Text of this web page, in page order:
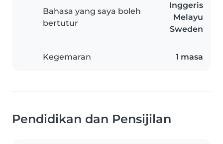
Bahasa yang saya boleh
bertutur
Inggeris
Melayu
Sweden
Kegemaran 1 masa
Pendidikan dan Pensijilan